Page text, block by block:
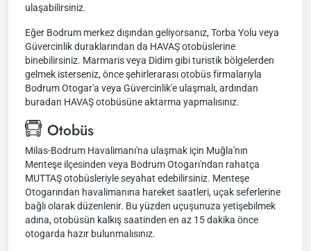
ulaşabilirsiniz.
Eğer Bodrum merkez dışından geliyorsanız, Torba Yolu veya
Güvercinlik duraklarından da HAVAŞ otobüslerine
binebilirsiniz. Marmaris veya Didim gibi turistik bölgelerden
gelmek isterseniz, önce şehirlerarası otobüs firmalarıyla
Bodrum Otogar'a veya Güvercinlik'e ulaşmalı, ardından
buradan HAVAŞ otobüsüne aktarma yapmalısınız.
Otobüs
Milas-Bodrum Havalimanı'na ulaşmak için Muğla'nın
Menteşe ilçesinden veya Bodrum Otogarı'ndan rahatça
MUTTAŞ otobüsleriyle seyahat edebilirsiniz. Menteşe
Otogarından havalimanına hareket saatleri, uçak seferlerine
bağlı olarak düzenlenir. Bu yüzden uçuşunuza yetişebilmek
adına, otobüsün kalkış saatinden en az 15 dakika önce
otogarda hazır bulunmalısınız.